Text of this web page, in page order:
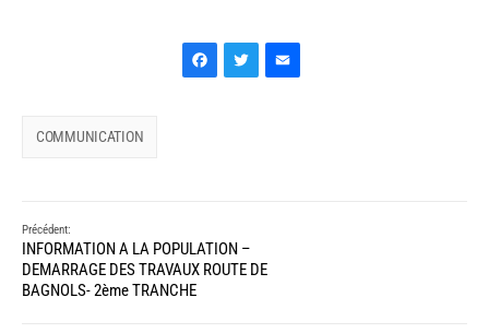
Facebook
Twitter
COMMUNICATION
Précédent:
INFORMATION A LA POPULATION –
DEMARRAGE DES TRAVAUX ROUTE DE
BAGNOLS- 2ème TRANCHE